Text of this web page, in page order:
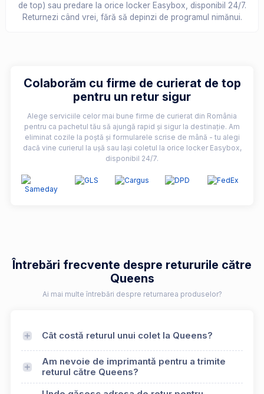
de top) sau predare la orice locker Easybox, disponibil 24/7.
Returnezi când vrei, fără să depinzi de programul nimănui.
Colaborăm cu firme de curierat de top
pentru un retur sigur
Alege serviciile celor mai bune firme de curierat din România
pentru ca pachetul tău să ajungă rapid și sigur la destinație. Am
eliminat cozile la poștă și formularele scrise de mână - tu alegi
dacă vine curierul la ușă sau lași coletul la orice locker Easybox,
disponibil 24/7.
Întrebări frecvente despre retururile către
Queens
Ai mai multe întrebări despre returnarea produselor?
Cât costă returul unui colet la Queens?
Am nevoie de imprimantă pentru a trimite
returul către Queens?